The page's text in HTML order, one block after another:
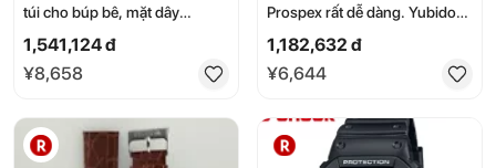
túi cho búp bê, mặt dây
chuyền 01, vòng cổ thủ công.
1,541,124 đ
¥8,658
Prospex rất dễ dàng. Yubido
nhận yêu cầu thay pin ngay tại
nhà bạn. Sửa chữa đồng hồ,
thay pin đồng hồ.
1,182,632 đ
¥6,644